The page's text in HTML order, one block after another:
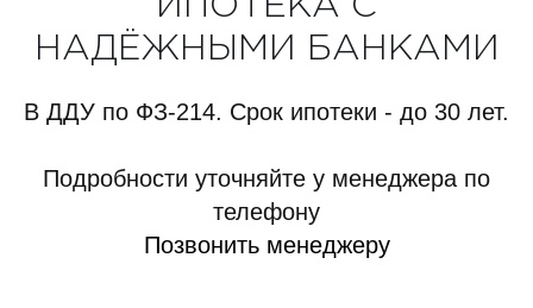
ИПОТЕКА С
НАДЁЖНЫМИ БАНКАМИ
В ДДУ по ФЗ-214. Срок ипотеки - до 30 лет.
Подробности уточняйте у менеджера по
телефону
Позвонить менеджеру